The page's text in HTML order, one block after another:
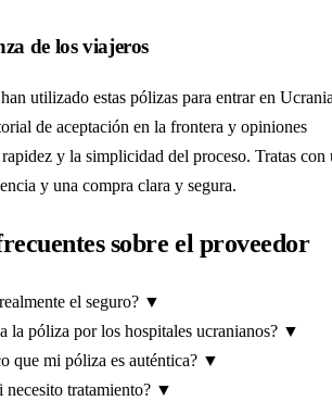
de los viajeros
utilizado estas pólizas para entrar en
de aceptación en la frontera y opiniones
y la simplicidad del proceso. Tratas con
y una compra clara y segura.
sobre el proveedor
el seguro? ▼
la póliza por los hospitales ucranianos? ▼
que mi póliza es auténtica? ▼
necesito tratamiento? ▼